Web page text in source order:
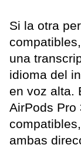
Si la otra
una
idioma del
en voz alta.
AirPods Pro
ambas